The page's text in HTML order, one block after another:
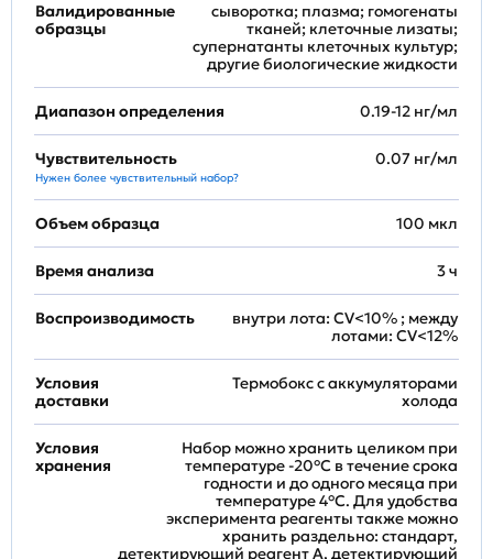
Валидированные
образцы
сыворотка; плазма; гомогенаты
тканей; клеточные лизаты;
супернатанты клеточных культур;
другие биологические жидкости
Диапазон определения 0.19-12 нг/мл
Чувствительность
Нужен более чувствительный набор?
0.07 нг/мл
Объем образца 100 мкл
Время анализа 3 ч
Воспроизводимость
внутри лота: CV<10% ; между
лотами: CV<12%
Условия
доставки
Термобокс с аккумуляторами
холода
Условия
хранения
Набор можно хранить целиком при
температуре -20°C в течение срока
годности и до одного месяца при
температуре 4°C. Для удобства
эксперимента реагенты также можно
хранить раздельно: стандарт,
детектирующий реагент A, детектирующий